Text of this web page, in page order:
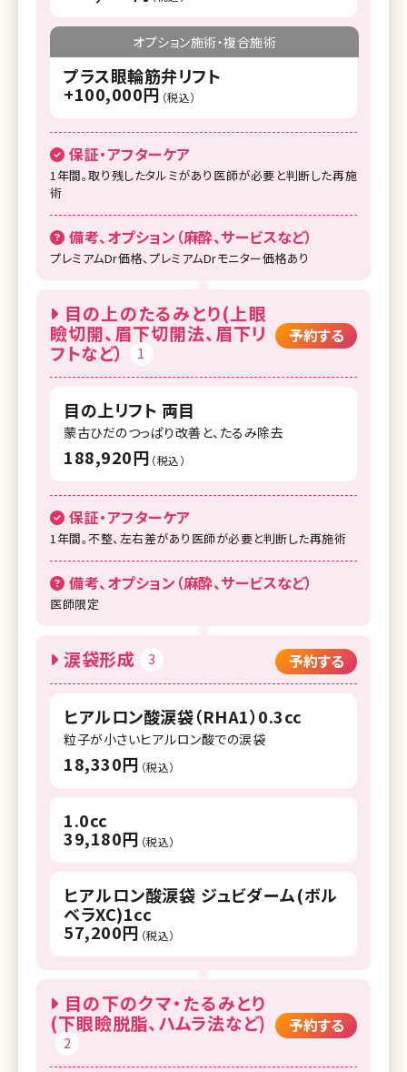
オプション施術・複合施術
プラス眼輪筋弁リフト
+100,000円 （税込）
保証・アフターケア
1年間。取り残したタルミがあり医師が必要と判断した再施
術
備考、オプション（麻酔、サービスなど）
プレミアムDr価格、プレミアムDrモニター価格あり
目の上のたるみとり(上眼
瞼切開、眉下切開法、眉下リ
フトなど）
1
予約する
目の上リフト 両目
蒙古ひだのつっぱり改善と、たるみ除去
188,920円 （税込）
保証・アフターケア
1年間。不整、左右差があり医師が必要と判断した再施術
備考、オプション（麻酔、サービスなど）
医師限定
涙袋形成 3 予約する
ヒアルロン酸涙袋（RHA1）0.3cc
粒子が小さいヒアルロン酸での涙袋
18,330円 （税込）
1.0cc
39,180円 （税込）
ヒアルロン酸涙袋 ジュビダーム(ボル
ベラXC)1cc
57,200円 （税込）
目の下のクマ・たるみとり
(下眼瞼脱脂、ハムラ法など)
2
予約する